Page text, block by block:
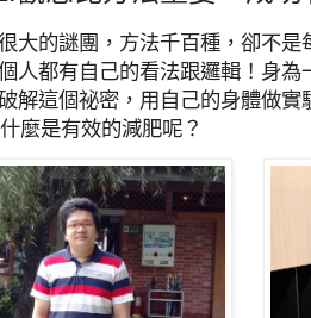
大的謎團，方法千百種，卻不
人都有自己的看法跟邏輯！身
解這個祕密，用自己的身體做
麼是有效的減肥呢？